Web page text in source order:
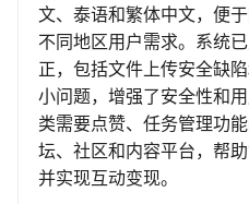
文、泰语和繁体中文，便
不同地区用户需求。系统
正，包括文件上传安全缺
小问题，增强了安全性和
类需要点赞、任务管理功
坛、社区和内容平台，帮
并实现互动变现。